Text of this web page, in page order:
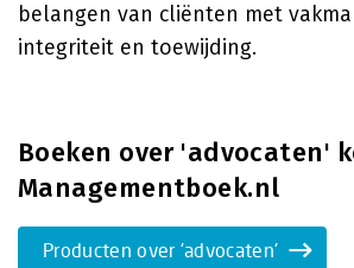
belangen van cliënten met
integriteit en toewijding.
Boeken over 'advocaten'
Managementboek.nl
Producten over 'advocaten'